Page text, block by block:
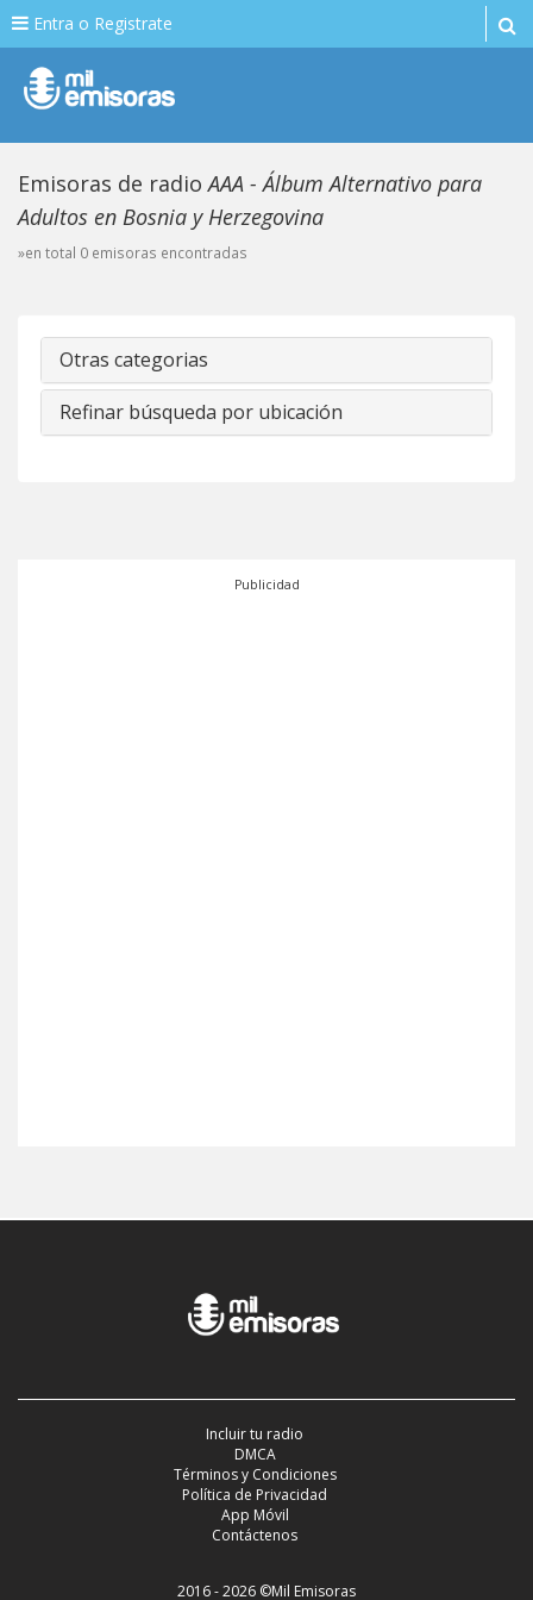
Entra o Registrate
Emisoras de radioAAA - Álbum Alternativo para
Adultos en Bosnia y Herzegovina
»en total 0 emisoras encontradas
Otras categorias
Refinar búsqueda por ubicación
Publicidad
Incluir tu radio
DMCA
Términos y Condiciones
Política de Privacidad
App Móvil
Contáctenos
2016 - 2026 ©Mil Emisoras